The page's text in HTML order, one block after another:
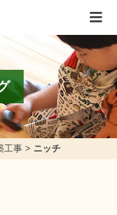
工事 > ニッチ